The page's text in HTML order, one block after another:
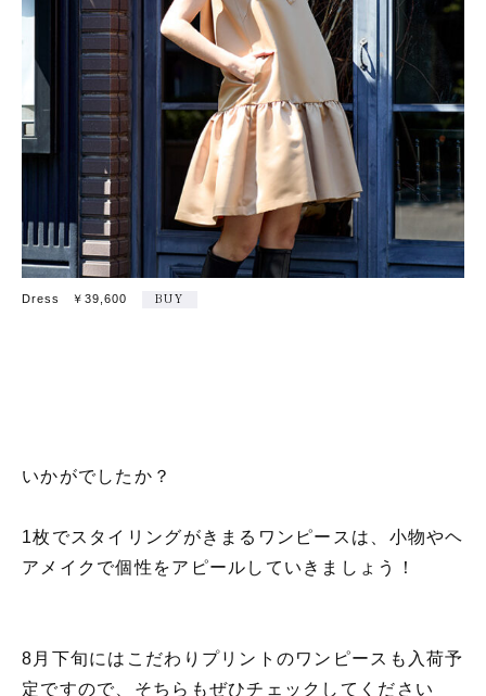
Dress ￥39,600 BUY
いかがでしたか？
1枚でスタイリングがきまるワンピースは、小物やヘ
アメイクで個性をアピールしていきましょう！
8月下旬にはこだわりプリントのワンピースも入荷予
定ですので、そちらもぜひチェックしてください